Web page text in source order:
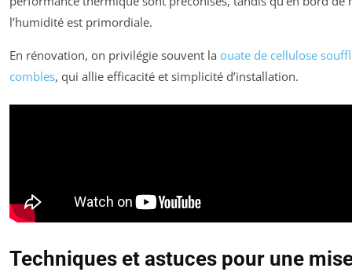
l’humidité est primordiale.
En rénovation, on privilégie souvent la ouate de cellulose
combles, qui allie efficacité et simplicité d’installation.
Techniques et astuces pour une